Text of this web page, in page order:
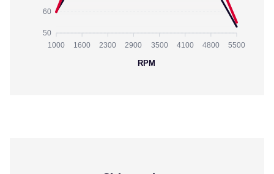
60
50
1000 1600 2300 2900 3500 4100 4800 5500
RPM